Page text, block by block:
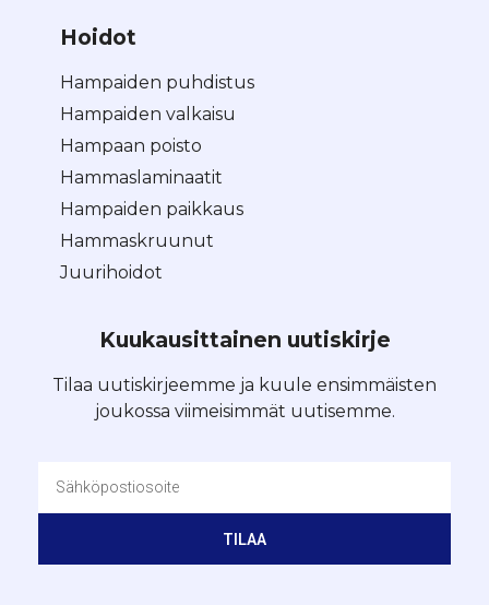
Hoidot
Hampaiden puhdistus
Hampaiden valkaisu
Hampaan poisto
Hammaslaminaatit
Hampaiden paikkaus
Hammaskruunut
Juurihoidot
Kuukausittainen uutiskirje
Tilaa uutiskirjeemme ja kuule ensimmäisten
joukossa viimeisimmät uutisemme.
TILAA